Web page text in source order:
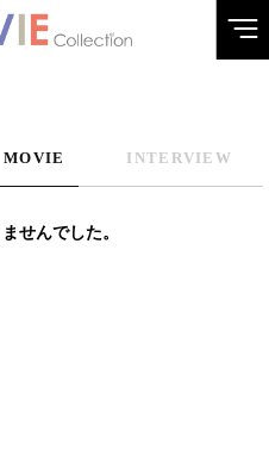
MOVIE INTERVIEW
せんでした。